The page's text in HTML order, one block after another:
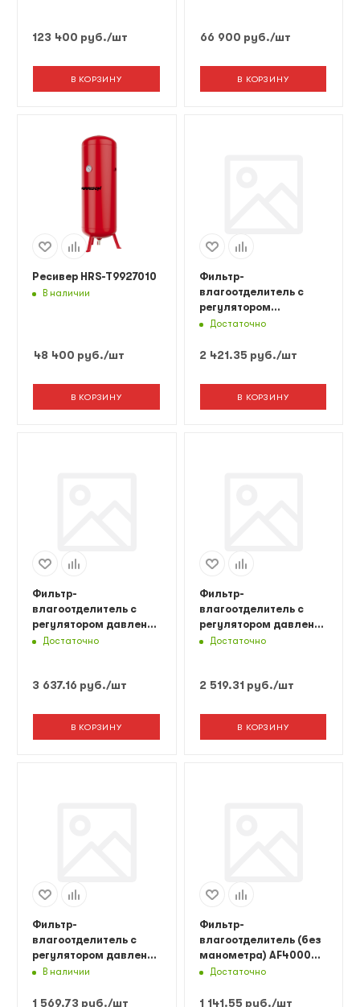
123 400 руб./шт
В КОРЗИНУ
66 900 руб./шт
В КОРЗИНУ
Ресивер HRS-T9927010
В наличии
48 400 руб./шт
В КОРЗИНУ
Фильтр-
влагоотделитель с
регулятором
давления,
лубрикатором
Мастер
Достаточно
2 421.35 руб./шт
В КОРЗИНУ
Фильтр-
влагоотделитель с
регулятором давления
и манометром
Достаточно
3 637.16 руб./шт
В КОРЗИНУ
Фильтр-
влагоотделитель с
регулятором давления
и манометром
Достаточно
2 519.31 руб./шт
В КОРЗИНУ
Фильтр-
влагоотделитель с
регулятором давления
и манометром
Мастер
В наличии
1 569.73 руб./шт
Фильтр-
влагоотделитель (без
манометра) AF4000
Русский Мастер
Достаточно
1 141.55 руб./шт